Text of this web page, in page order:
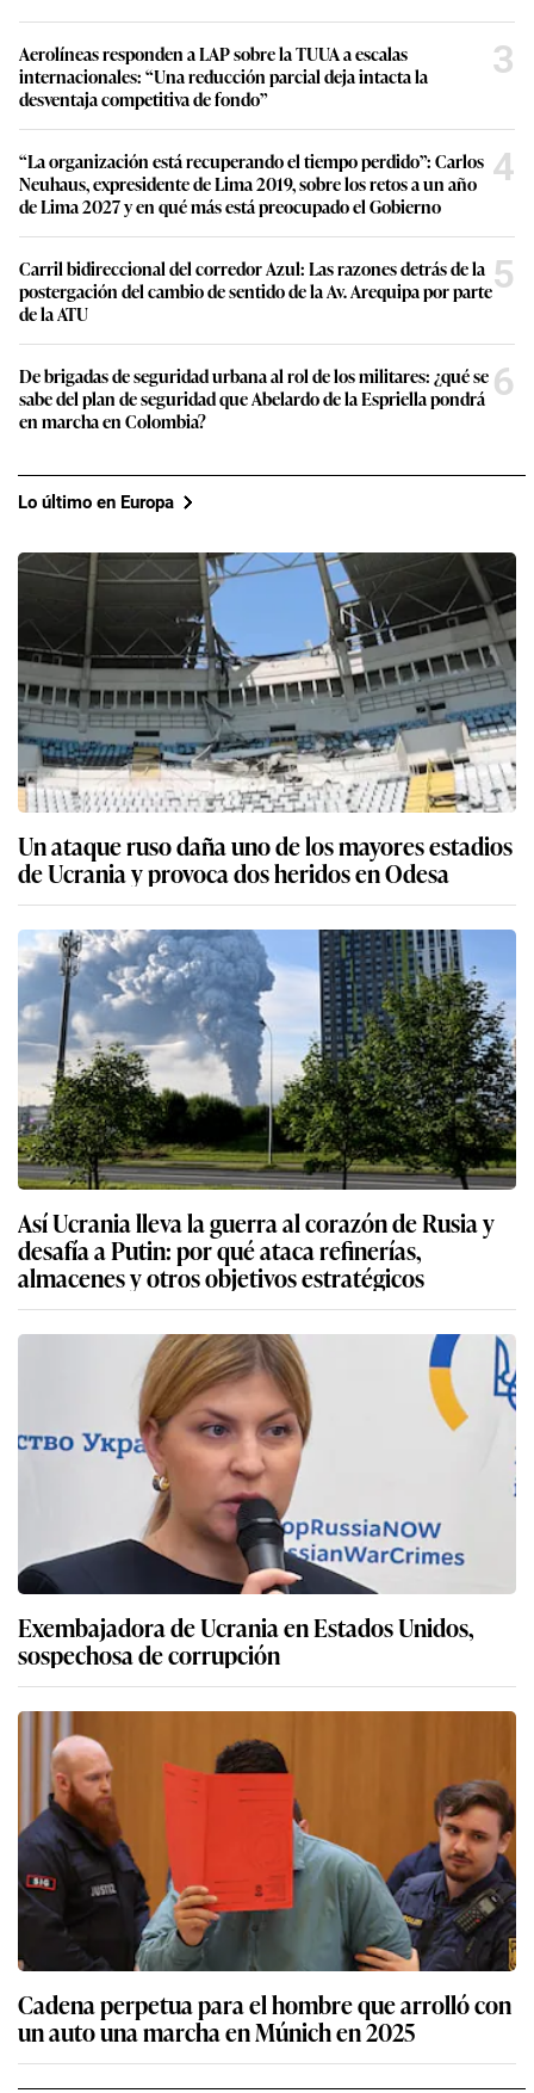
Aerolíneas responden a LAP sobre la TUUA a escalas
internacionales: “Una reducción parcial deja intacta la
desventaja competitiva de fondo”
3
“La organización está recuperando el tiempo perdido”: Carlos
Neuhaus, expresidente de Lima 2019, sobre los retos a un año
de Lima 2027 y en qué más está preocupado el Gobierno
4
Carril bidireccional del corredor Azul: Las razones detrás de la
postergación del cambio de sentido de la Av. Arequipa por parte
de la ATU
5
De brigadas de seguridad urbana al rol de los militares: ¿qué se
sabe del plan de seguridad que Abelardo de la Espriella pondrá
en marcha en Colombia?
6
Lo último en Europa
Un ataque ruso daña uno de los mayores estadios
de Ucrania y provoca dos heridos en Odesa
Así Ucrania lleva la guerra al corazón de Rusia y
desafía a Putin: por qué ataca refinerías,
almacenes y otros objetivos estratégicos
Exembajadora de Ucrania en Estados Unidos,
sospechosa de corrupción
Cadena perpetua para el hombre que arrolló con
un auto una marcha en Múnich en 2025